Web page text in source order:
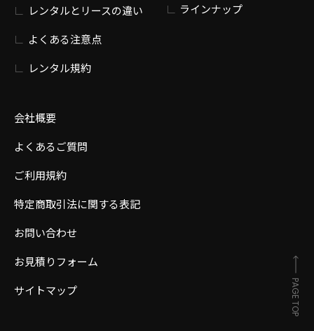
レンタルとリースの違い
よくある注意点
レンタル規約
会社概要
よくあるご質問
ご利用規約
特定商取引法に関する表記
お問い合わせ
お見積りフォーム
サイトマップ
ラインナップ
PAGE TOP